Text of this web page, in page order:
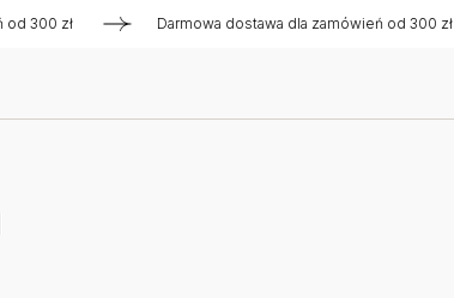
zł Darmowa dostawa dla zamówień od 300 zł